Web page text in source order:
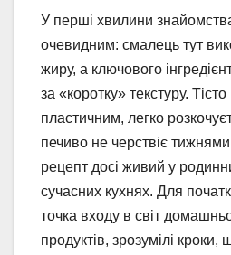
У перші хвилини
очевидним: смалець тут
жиру, а ключового
за «коротку» текстуру.
пластичним, легко
печиво не черствіє
рецепт досі живий у
сучасних кухнях. Для
точка входу в світ
продуктів, зрозумілі кроки,